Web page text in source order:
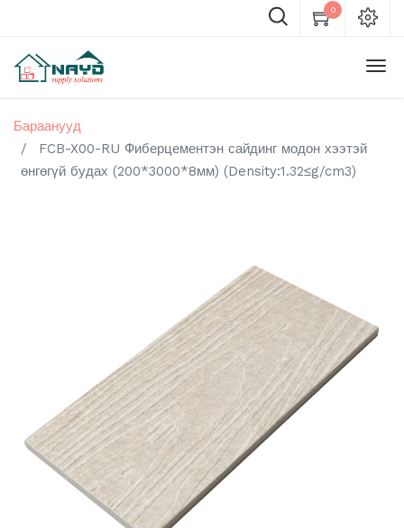
0
Бараанууд
FCB-X00-RU Фиберцементэн сайдинг модон хээтэй
өнгөгүй будах (200*3000*8мм) (Density:1.32≤g/cm3)